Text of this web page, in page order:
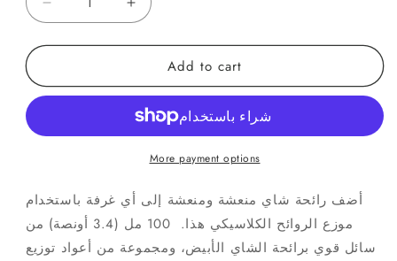
Decrease
quantity
for
معطر
Increase
quantity
for
معطر
للغرفة
بالشاي
Add to cart
More payment options
أضف رائحة شاي منعشة ومنعشة إلى أي غرفة باستخدام
موزع الروائح الكلاسيكي هذا. 100 مل (3.4 أونصة) من
سائل قوي برائحة الشاي الأبيض، ومجموعة من أعواد توزيع